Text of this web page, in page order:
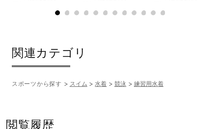
関連カテゴリ
スポーツから探す スイム 水着 競泳 練習用水着
閲覧履歴